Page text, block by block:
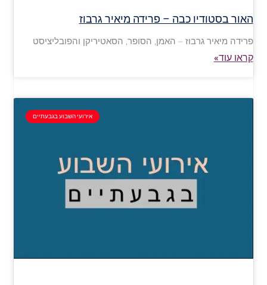
האור בסטודיו כבה – פרידה מיאיר גרבוז
פרידה מיאיר גרבוז – האמן, הסופר, הסאטיריקן והפובליציסט
קראו עוד»
אירועי השבוע בגבעתיים